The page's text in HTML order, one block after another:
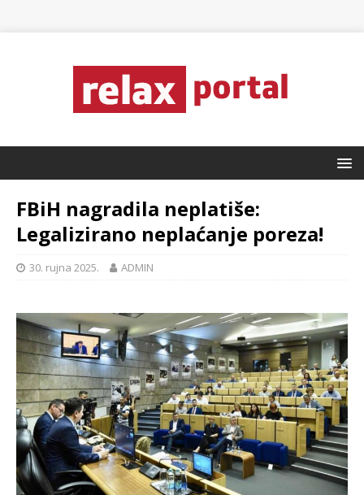
FBiH nagradila neplatiše:
Legalizirano neplaćanje poreza!
30. rujna 2025. ADMIN